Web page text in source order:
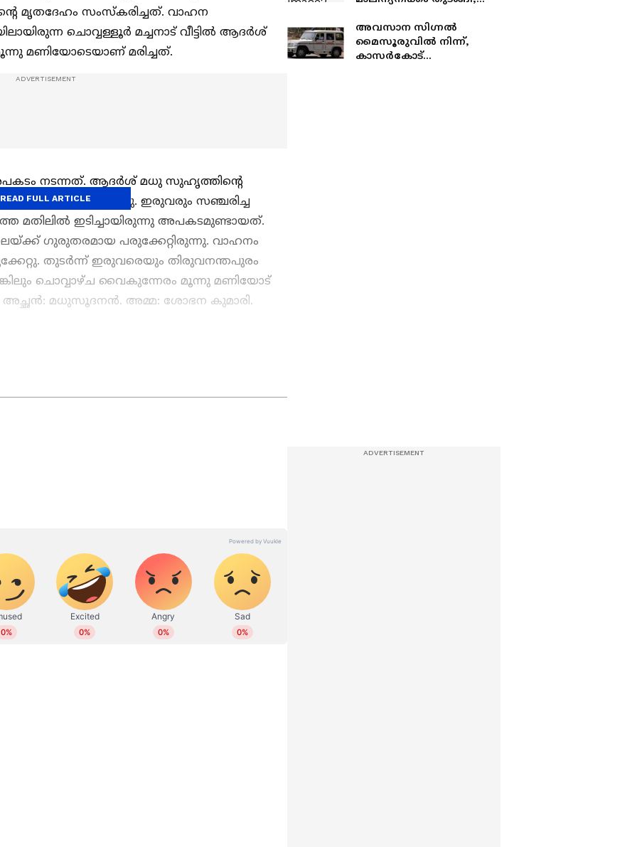
മൃതദേഹം സംസ്‌കരിച്ചത്. വാഹന
ചൊവ്വള്ളൂര്‍ മച്ചനാട് വീട്ടില്‍ ആദര്‍ശ്
മണിയോടെയാണ് മരിച്ചത്.
നടന്നത്. ആദര്‍ശ് മധു സുഹൃത്തിന്റെ
ചെയ്യുകയായിരുന്നു. ഇരുവരും സഞ്ചരിച്ച
മതിലില്‍ ഇടിച്ചായിരുന്നു അപകടമുണ്ടായത്.
ഗുരുതരമായ പരുക്കേറ്റിരുന്നു. വാഹനം
തുടര്‍ന്ന് ഇരുവരെയും തിരുവനന്തപുരം
ചൊവ്വാഴ്ച വൈകുന്നേരം മൂന്നു മണിയോട്
അച്ഛന്‍: മധുസൂദനന്‍. അമ്മ: ശോഭന കുമാരി.
READ FULL ARTICLE
ഗതാഗതക്കുരുക്ക്
അവസാന സിഗ്നൽ
മൈസൂരുവിൽ നിന്ന്,
കാസർകോട്